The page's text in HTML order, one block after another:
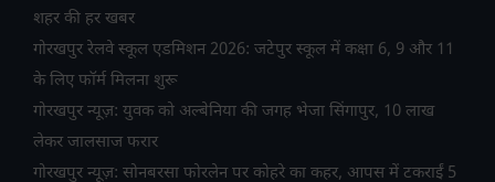
शहर की हर खबर
गोरखपुर रेलवे स्कूल एडमिशन 2026: जटेपुर स्कूल में कक्षा 6, 9 और 11
के लिए फॉर्म मिलना शुरू
गोरखपुर न्यूज़: युवक को अल्बेनिया की जगह भेजा सिंगापुर, 10 लाख
लेकर जालसाज फरार
गोरखपुर न्यूज़: सोनबरसा फोरलेन पर कोहरे का कहर, आपस में टकराईं 5